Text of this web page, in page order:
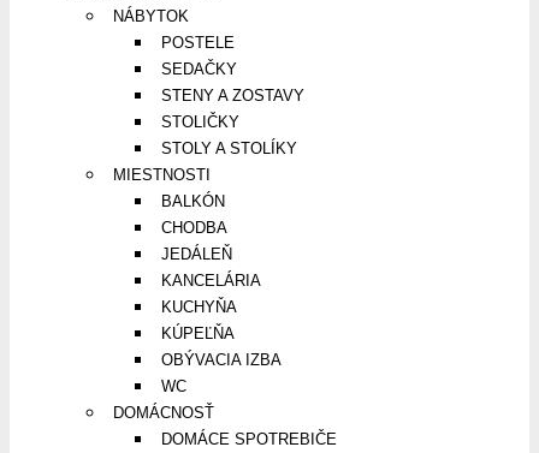
NÁBYTOK
POSTELE
SEDAČKY
STENY A ZOSTAVY
STOLIČKY
STOLY A STOLÍKY
MIESTNOSTI
BALKÓN
CHODBA
JEDÁLEŇ
KANCELÁRIA
KUCHYŇA
KÚPEĽŇA
OBÝVACIA IZBA
WC
DOMÁCNOSŤ
DOMÁCE SPOTREBIČE